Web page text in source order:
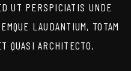
UT PERSPICIATIS UNDE
LAUDANTIUM, TOTAM
QUASI ARCHITECTO.